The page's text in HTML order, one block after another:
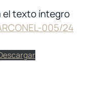
el texto íntegro
005/24